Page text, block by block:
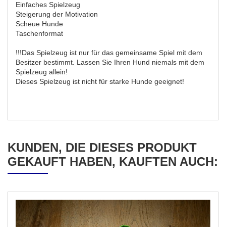
Einfaches Spielzeug
Steigerung der Motivation
Scheue Hunde
Taschenformat
!!!Das Spielzeug ist nur für das gemeinsame Spiel mit dem
Besitzer bestimmt. Lassen Sie Ihren Hund niemals mit dem
Spielzeug allein!
Dieses Spielzeug ist nicht für starke Hunde geeignet!
KUNDEN, DIE DIESES PRODUKT
GEKAUFT HABEN, KAUFTEN AUCH: